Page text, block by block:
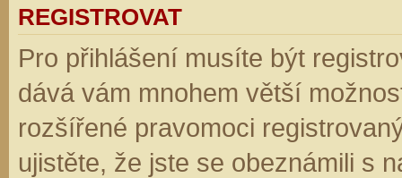
REGISTROVAT
Pro přihlášení musíte být
dává vám mnohem větší
rozšířené pravomoci
ujistěte, že jste se obeznámili s